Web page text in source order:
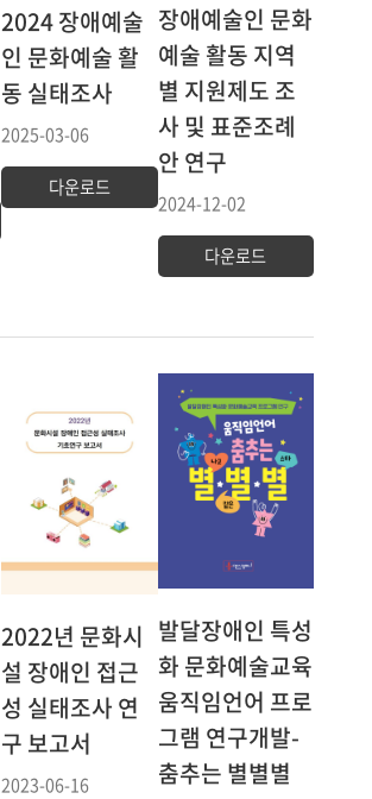
2024 장애예술
인 문화예술 활
동 실태조사
2025-03-06
다운로드
장애예술인 문화
예술 활동 지역
별 지원제도 조
사 및 표준조례
안 연구
2024-12-02
다운로드
2022년 문화시
설 장애인 접근
성 실태조사 연
구 보고서
2023-06-16
발달장애인 특성
화 문화예술교육
움직임언어 프로
그램 연구개발-
춤추는 별별별